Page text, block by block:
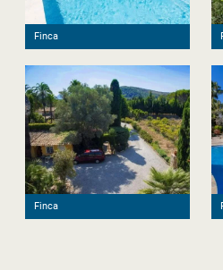
Finca
Finca